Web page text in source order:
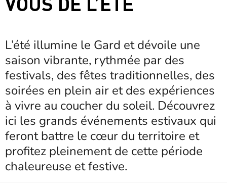
L’été illumine le Gard et dévoile une
saison vibrante, rythmée par des
festivals, des fêtes traditionnelles, des
soirées en plein air et des expériences
à vivre au coucher du soleil. Découvrez
ici les grands événements estivaux qui
feront battre le cœur du territoire et
profitez pleinement de cette période
chaleureuse et festive.